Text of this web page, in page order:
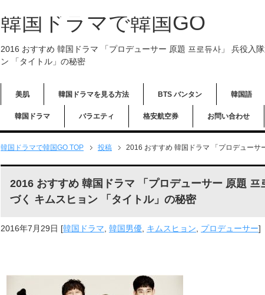
韓国ドラマで韓国GO
2016 おすすめ 韓国ドラマ 「プロデューサー 原題 프로듀사」 兵役入
ン 「タイトル」の秘密
美肌 韓国ドラマを見る方法 BTS バンタン 韓国語
韓国ドラマ バラエティ 格安航空券 お問い合わせ
韓国ドラマで韓国GO TOP 投稿 2016 おすすめ 韓国ドラマ 「プロデューサ
2016 おすすめ 韓国ドラマ 「プロデューサー 原題 프
づく キムスヒョン 「タイトル」の秘密
2016年7月29日 [韓国ドラマ 韓国男優 キムスヒョン プロデューサー]